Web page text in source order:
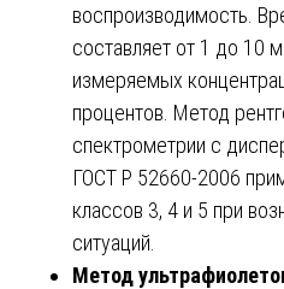
воспроизводимость.
составляет от 1 до 10
измеряемых
процентов. Метод
спектрометрии с
ГОСТ Р 52660-2006
классов 3, 4 и 5 при
ситуаций.
Метод